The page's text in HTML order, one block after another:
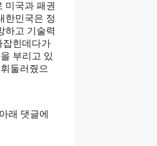
미국과 패권
한민국은 정
하고 기술력
잡힌데다가
부리고 있
둘러줬으
래 댓글에